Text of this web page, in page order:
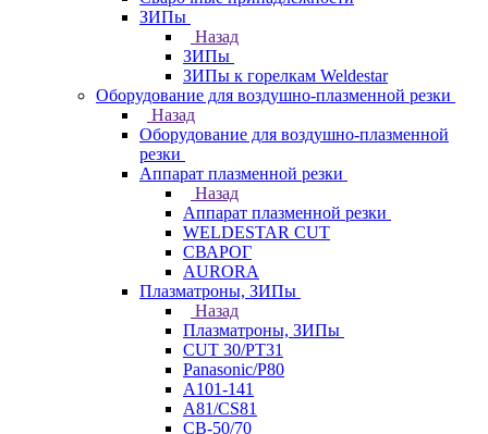
ЗИПы
Назад
ЗИПы
ЗИПы к горелкам Weldestar
Оборудование для воздушно-плазменной резки
Назад
Оборудование для воздушно-плазменной
резки
Аппарат плазменной резки
Назад
Аппарат плазменной резки
WELDESTAR CUT
СВАРОГ
AURORA
Плазматроны, ЗИПы
Назад
Плазматроны, ЗИПы
CUT 30/PT31
Panasonic/P80
А101-141
А81/CS81
СВ-50/70